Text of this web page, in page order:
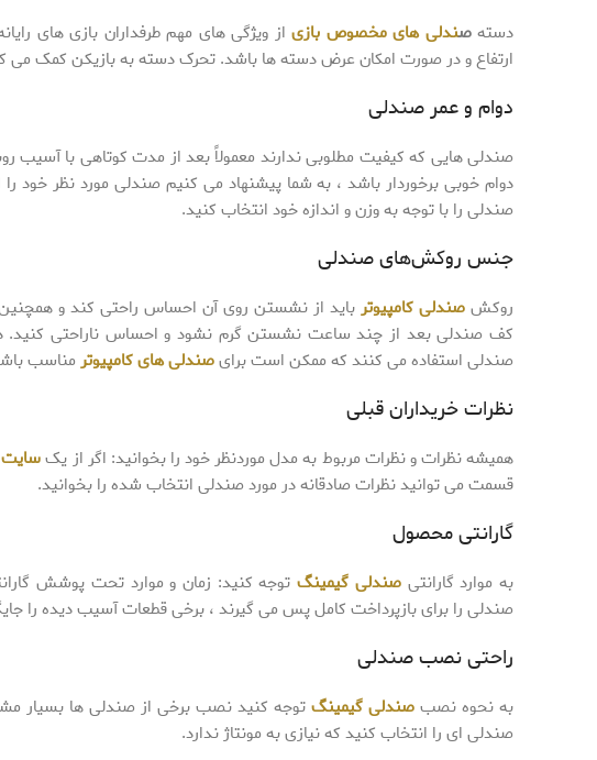
دستهصندلی های مخصوص بازی از ویژگی های مهم طرفداران بازی های
ارتفاع و در صورت امکان عرض دسته ها باشد. تحرک دسته به بازیکن کمک می
دوام و عمر صندلی
صندلی هایی که کیفیت مطلوبی ندارند معمولاً بعد از مدت کوتاهی با آسیب
دوام خوبی برخوردار باشد ، به شما پیشنهاد می کنیم صندلی مورد نظر خود
صندلی را با توجه به وزن و اندازه خود انتخاب کنید.
جنس روکش‌های صندلی‌
روکش صندلی کامپیوترباید از نشستن روی آن احساس راحتی کند و
کف صندلی بعد از چند ساعت نشستن گرم نشود و احساس ناراحتی کنید.
صندلی استفاده می کنند که ممکن است برایصندلی های کامپیوتر مناسب
نظرات خریداران قبلی
همیشه نظرات و نظرات مربوط به مدل موردنظر خود را بخوانید: اگر از یکسایت
قسمت می توانید نظرات صادقانه در مورد صندلی انتخاب شده را بخوانید.
گارانتی محصول
به موارد گارانتی صندلی گیمینگتوجه کنید: زمان و موارد تحت پوشش
صندلی را برای بازپرداخت کامل پس می گیرند ، برخی قطعات آسیب دیده را
راحتی نصب صندلی
به نحوه نصب صندلی گیمینگتوجه کنید نصب برخی از صندلی ها بسیار
صندلی ای را انتخاب کنید که نیازی به مونتاژ ندارد.